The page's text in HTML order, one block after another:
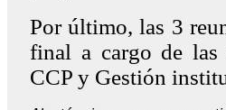
Por último, las 3
final a cargo de las
CCP y Gestión